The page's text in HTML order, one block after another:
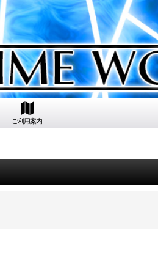
ご利用案内